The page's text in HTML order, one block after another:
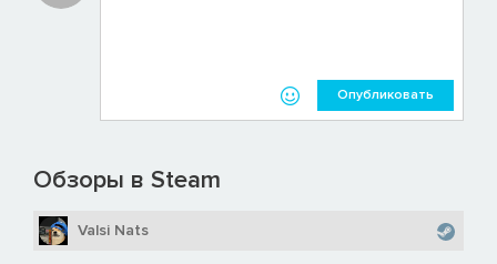
Опубликовать
Обзоры в Steam
Valsi Nats